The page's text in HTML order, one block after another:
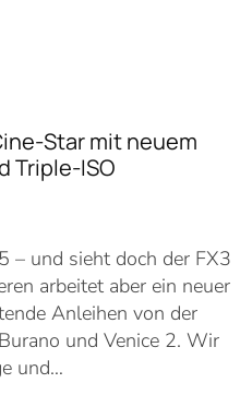
Star mit neuem
Triple-ISO
– und sieht doch der FX3
arbeitet aber ein neuer
Anleihen von der
und Venice 2. Wir
und…